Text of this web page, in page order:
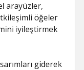
arayüzler,
öğeler
iyileştirmek
giderek